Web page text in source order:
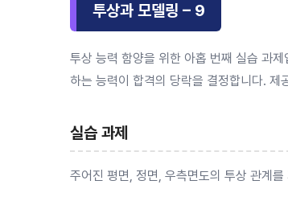
투상과 모델링 – 9
투상 능력 함양을 위한 아홉 번째 실습 과
하는 능력이 합격의 당락을 결정합니다.
실습 과제
주어진 평면, 정면, 우측면도의 투상 관계